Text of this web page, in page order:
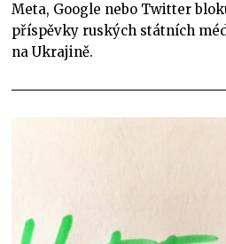
Meta, Google nebo Twitter
příspěvky ruských státních
na Ukrajině.